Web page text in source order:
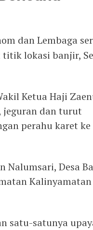
dan Lembaga
lokasi banjir,
Ketua Haji
jeguran dan turut
perahu karet
Nalumsari, Desa
satu-satunya